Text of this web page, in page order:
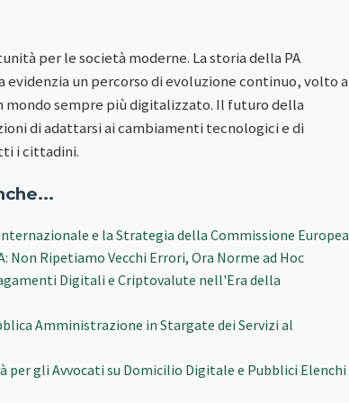
per le società moderne. La storia della PA
un percorso di evoluzione continuo, volto a
sempre più digitalizzato. Il futuro della
di adattarsi ai cambiamenti tecnologici e di
i cittadini.
e la Strategia della Commissione Europea
Ripetiamo Vecchi Errori, Ora Norme ad Hoc
Digitali e Criptovalute nell'Era della
Amministrazione in Stargate dei Servizi al
gli Avvocati su Domicilio Digitale e Pubblici Elenchi